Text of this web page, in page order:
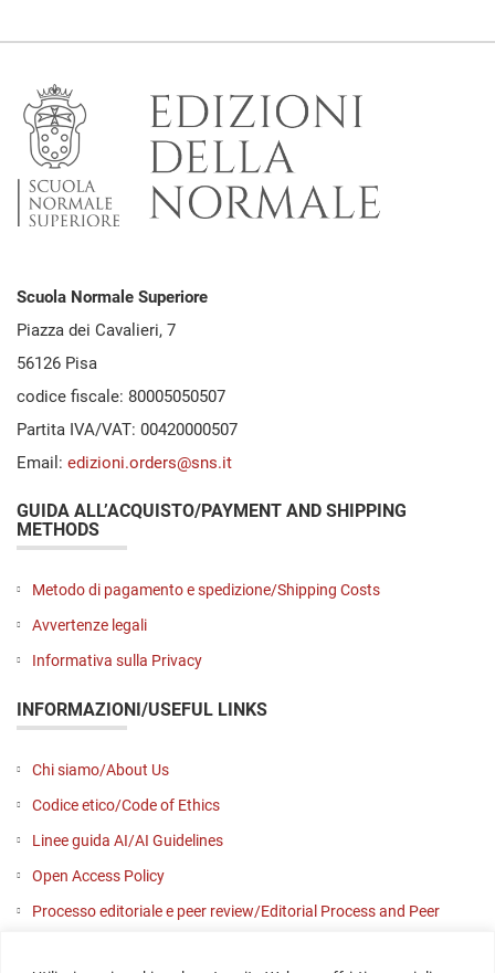
Scuola Normale Superiore
Piazza dei Cavalieri, 7
56126 Pisa
codice fiscale: 80005050507
Partita IVA/VAT: 00420000507
Email: edizioni.orders@sns.it
GUIDA ALL’ACQUISTO/PAYMENT AND SHIPPING
METHODS
Metodo di pagamento e spedizione/Shipping Costs
Avvertenze legali
Informativa sulla Privacy
INFORMAZIONI/USEFUL LINKS
Chi siamo/About Us
Codice etico/Code of Ethics
Linee guida AI/AI Guidelines
Open Access Policy
Processo editoriale e peer review/Editorial Process and Peer